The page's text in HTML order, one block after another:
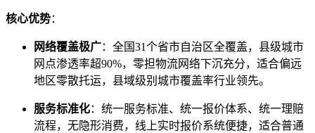
核心优势：
网络覆盖极广：全国31个省市自治区全覆盖，县级城市
网点渗透率超90%，零担物流网络下沉充分，适合偏远
地区零散托运，县域级别城市覆盖率行业领先。
服务标准化：统一服务标准、统一报价体系、统一理赔
流程，无隐形消费，线上实时报价系统便捷，适合普通